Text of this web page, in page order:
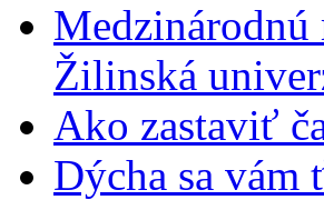
Medzinárodnú
Žilinská
Ako zastaviť
Dýcha sa vám